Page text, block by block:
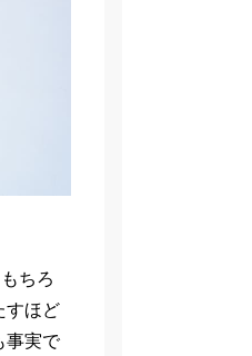
ちろ
すほど
事実で